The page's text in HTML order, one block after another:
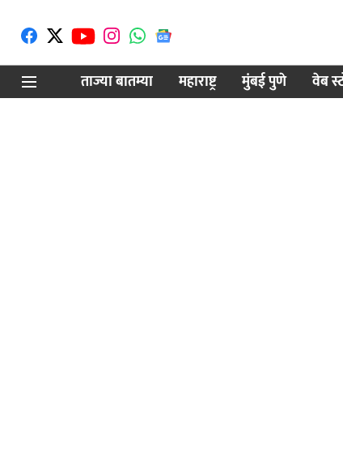
ताज्या बातम्या
महाराष्ट्र मुंबई पुणे वेब